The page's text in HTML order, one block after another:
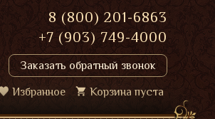
8 (800) 201-6863
+7 (903) 749-4000
Заказать обратный звонок
Избранное Корзина пуста